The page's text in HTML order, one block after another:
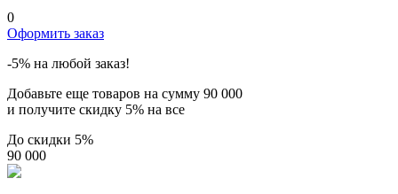
0
Оформить заказ
-5% на любой заказ!
Добавьте еще товаров на сумму 90 000
и получите скидку 5% на все
До скидки 5%
90 000